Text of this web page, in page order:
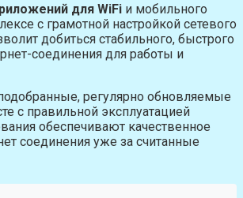
для WiFi и мобильного
с грамотной настройкой сетевого
добиться стабильного, быстрого
соединения для работы и
регулярно обновляемые
с правильной эксплуатацией
обеспечивают качественное
соединения уже за считанные